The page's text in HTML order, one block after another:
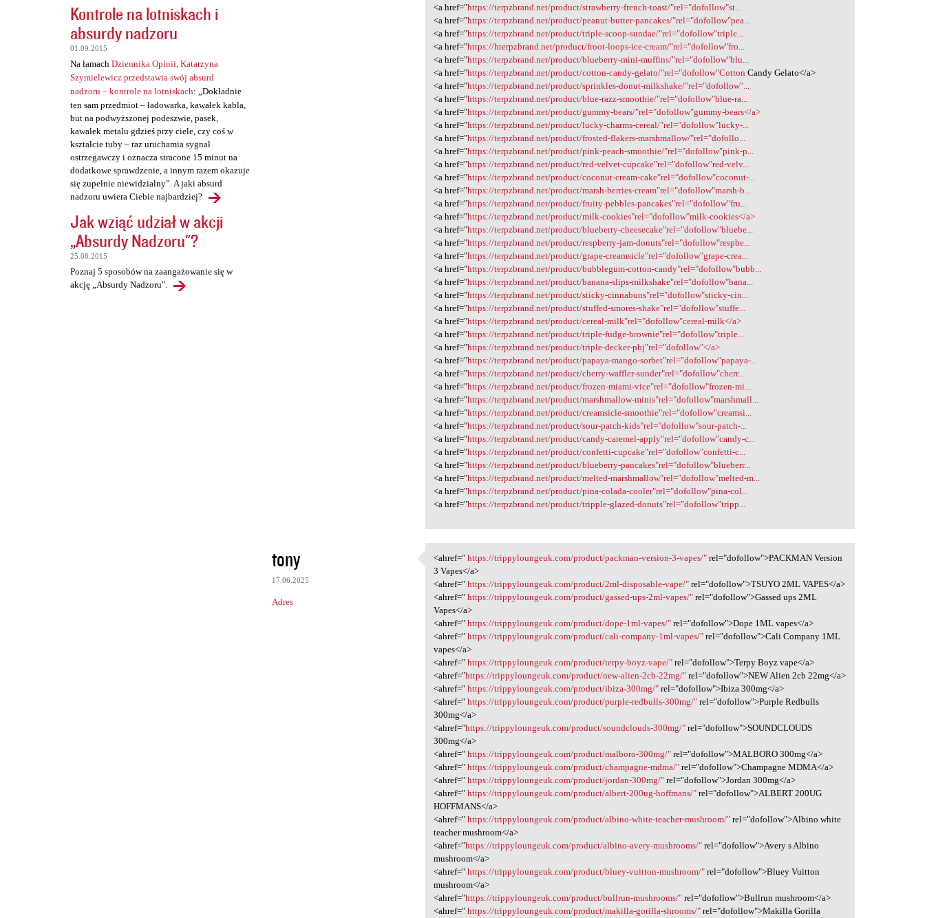
Kontrole na lotniskach i
absurdy nadzoru
01.09.2015
Na łamach Dziennika Opinii, Katarzyna
Szymielewicz przedstawia swój absurd
nadzoru – kontrole na lotniskach: „Dokładnie
ten sam przedmiot – ładowarka, kawałek kabla,
but na podwyższonej podeszwie, pasek,
kawałek metalu gdzieś przy ciele, czy coś w
kształcie tuby – raz uruchamia sygnał
ostrzegawczy i oznacza stracone 15 minut na
dodatkowe sprawdzenie, a innym razem okazuje
się zupełnie niewidzialny”. A jaki absurd
nadzoru uwiera Ciebie najbardziej?
Jak wziąć udział w akcji
„Absurdy Nadzoru"?
25.08.2015
Poznaj 5 sposobów na zaangażowanie się w
akcję „Absurdy Nadzoru".
<a href="https://terpzbrand.net/product/strawberry-french-toast/"rel="dofollow"st...
<a href="https://terpzbrand.net/product/peanut-butter-pancakes/"rel="dofollow"pea...
<a href="https://terpzbrand.net/product/triple-scoop-sundae/"rel="dofollow"triple...
<a href="https://hterpzbrand.net/product/froot-loops-ice-cream/"rel="dofollow"fro...
<a href="https://terpzbrand.net/product/blueberry-mini-muffins/"rel="dofollow"blu...
<a href="https://terpzbrand.net/product/cotton-candy-gelato/"rel="dofollow"Cotton Candy Gelato</a>
<a href="https://terpzbrand.net/product/sprinkles-donut-milkshake/"rel="dofollow"...
<a href="https://terpzbrand.net/product/blue-razz-smoothie/"rel="dofollow"blue-ra...
<a href="https://terpzbrand.net/product/gummy-bears/"rel="dofollow"gummy-bears</a>
<a href="https://terpzbrand.net/product/lucky-charms-cereal/"rel="dofollow"lucky-...
<a href="https://terpzbrand.net/product/frosted-flakers-marshmallow/"rel="dofollo...
<a href="https://terpzbrand.net/product/pink-peach-smoothie/"rel="dofollow"pink-p...
<a href="https://terpzbrand.net/product/red-velvet-cupcake"rel="dofollow"red-velv...
<a href="https://terpzbrand.net/product/coconut-cream-cake"rel="dofollow"coconut-...
<a href="https://terpzbrand.net/product/marsh-berries-cream"rel="dofollow"marsh-b...
<a href="https://terpzbrand.net/product/fruity-pebbles-pancakes"rel="dofollow"fru...
<a href="https://terpzbrand.net/product/milk-cookies"rel="dofollow"milk-cookies</a>
<a href="https://terpzbrand.net/product/blueberry-cheesecake"rel="dofollow"bluebe...
<a href="https://terpzbrand.net/product/respberry-jam-donuts"rel="dofollow"respbe...
<a href="https://terpzbrand.net/product/grape-creamsicle"rel="dofollow"grape-crea...
<a href="https://terpzbrand.net/product/bubblegum-cotton-candy"rel="dofollow"bubb...
<a href="https://terpzbrand.net/product/banana-slips-milkshake"rel="dofollow"bana...
<a href="https://terpzbrand.net/product/sticky-cinnabuns"rel="dofollow"sticky-cin...
<a href="https://terpzbrand.net/product/stuffed-smores-shake"rel="dofollow"stuffe...
<a href="https://terpzbrand.net/product/cereal-milk"rel="dofollow"cereal-milk</a>
<a href="https://terpzbrand.net/product/triple-fudge-brownie"rel="dofollow"triple...
<a href="https://terpzbrand.net/product/triple-decker-pbj"rel="dofollow"</a>
<a href="https://terpzbrand.net/product/papaya-mango-sorbet"rel="dofollow"papaya-...
<a href="https://terpzbrand.net/product/cherry-waffler-sunder"rel="dofollow"cherr...
<a href="https://terpzbrand.net/product/frozen-miami-vice"rel="dofollow"frozen-mi...
<a href="https://terpzbrand.net/product/marshmallow-minis"rel="dofollow"marshmall...
<a href="https://terpzbrand.net/product/creamsicle-smoothie"rel="dofollow"creamsi...
<a href="https://terpzbrand.net/product/sour-patch-kids"rel="dofollow"sour-patch-...
<a href="https://terpzbrand.net/product/candy-caremel-apply"rel="dofollow"candy-c...
<a href="https://terpzbrand.net/product/confetti-cupcake"rel="dofollow"confetti-c...
<a href="https://terpzbrand.net/product/blueberry-pancakes"rel="dofollow"blueberr...
<a href="https://terpzbrand.net/product/melted-marshmallow"rel="dofollow"melted-m...
<a href="https://terpzbrand.net/product/pina-colada-cooler"rel="dofollow"pina-col...
<a href="https://terpzbrand.net/product/tripple-glazed-donuts"rel="dofollow"tripp...
tony
17.06.2025
Adres
<ahref=" https:/
<ahref="https://trippyloungeuk.com/product/packman-version-3-vapes/" rel="dofollow">PACKMAN Version
3 Vapes</a>
<ahref="https://trippyloungeuk.com/product/2ml-disposable-vape/" rel="dofollow">TSUYO 2ML VAPES</a>
<ahref="https://trippyloungeuk.com/product/gassed-ups-2ml-vapes/" rel="dofollow">Gassed ups 2ML
Vapes</a>
<ahref="https://trippyloungeuk.com/product/dope-1ml-vapes/" rel="dofollow">Dope 1ML vapes</a>
<ahref="https://trippyloungeuk.com/product/cali-company-1ml-vapes/" rel="dofollow">Cali Company 1ML
vapes</a>
<ahref="https://trippyloungeuk.com/product/terpy-boyz-vape/" rel="dofollow">Terpy Boyz vape</a>
<ahref="https://trippyloungeuk.com/product/new-alien-2cb-22mg/" rel="dofollow">NEW Alien 2cb 22mg</a>
<ahref="https://trippyloungeuk.com/product/ibiza-300mg/" rel="dofollow">Ibiza 300mg</a>
<ahref="https://trippyloungeuk.com/product/purple-redbulls-300mg/" rel="dofollow">Purple Redbulls
300mg</a>
<ahref="https://trippyloungeuk.com/product/soundclouds-300mg/" rel="dofollow">SOUNDCLOUDS
300mg</a>
<ahref="https://trippyloungeuk.com/product/malboro-300mg/" rel="dofollow">MALBORO 300mg</a>
<ahref="https://trippyloungeuk.com/product/champagne-mdma/" rel="dofollow">Champagne MDMA</a>
<ahref="https://trippyloungeuk.com/product/jordan-300mg/" rel="dofollow">Jordan 300mg</a>
<ahref="https://trippyloungeuk.com/product/albert-200ug-hoffmans/" rel="dofollow">ALBERT 200UG
HOFFMANS</a>
<ahref="https://trippyloungeuk.com/product/albino-white-teacher-mushroom/" rel="dofollow">Albino white
teacher mushroom</a>
<ahref="https://trippyloungeuk.com/product/albino-avery-mushrooms/" rel="dofollow">Avery s Albino
mushroom</a>
<ahref="https://trippyloungeuk.com/product/bluey-vuitton-mushroom/" rel="dofollow">Bluey Vuitton
mushroom</a>
<ahref="https://trippyloungeuk.com/product/bullrun-mushrooms/" rel="dofollow">Bullrun mushroom</a>
<ahref="https://trippyloungeuk.com/product/makilla-gorilla-shrooms/" rel="dofollow">Makilla Gorilla